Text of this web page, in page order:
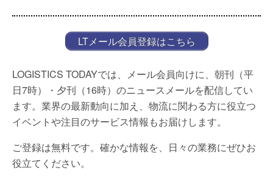
LTメール会員登録はこちら
LOGISTICS TODAYでは、メール会員向けに、朝刊（平
日7時）・夕刊（16時）のニュースメールを配信してい
ます。業界の最新動向に加え、物流に関わる方に役立つ
イベントや注目のサービス情報もお届けします。
ご登録は無料です。確かな情報を、日々の業務にぜひお
役立てください。